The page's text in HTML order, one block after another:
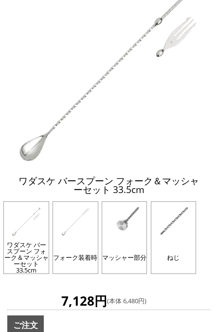
ワダスケ バースプーン フォーク＆マッシャ
ーセット 33.5cm
ワダスケ バー
スプーン フォ
ーク＆マッシャ
ーセット
33.5cm
フォーク装着時 マッシャー部分 ねじ
7,128円(本体 6,480円)
ご注文